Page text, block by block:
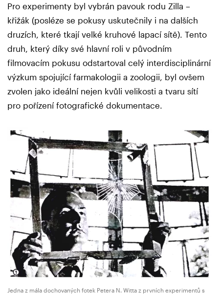
Pro experimenty byl vybrán pavouk rodu Zilla –
křižák (posléze se pokusy uskutečnily i na dalších
druzích, které tkají velké kruhové lapací sítě). Tento
druh, který díky své hlavní roli v původním
filmovacím pokusu odstartoval celý interdisciplinární
výzkum spojující farmakologii a zoologii, byl ovšem
zvolen jako ideální nejen kvůli velikosti a tvaru sítí
pro pořízení fotografické dokumentace.
Jedna z mála dochovaných fotek Petera N. Witta z prvních experimentů s